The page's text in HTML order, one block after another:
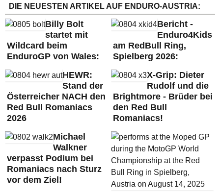
DIE NEUESTEN ARTIKEL AUF ENDURO-AUSTRIA:
Billy Bolt
startet mit
Wildcard beim
EnduroGP von Wales:
Bericht -
Enduro4Kids
am RedBull Ring,
Spielberg 2026:
HEWR:
Stand der
Österreicher NACH den
Red Bull Romaniacs
2026
X-Grip: Dieter
Rudolf und die
Brightmore - Brüder bei
den Red Bull
Romaniacs!
Michael
Walkner
verpasst Podium bei
Romaniacs nach Sturz
vor dem Ziel!